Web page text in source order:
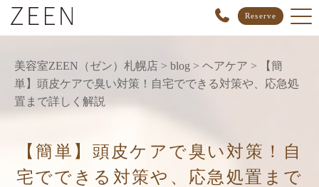
Reserve
美容室ZEEN（ゼン）札幌店 > blog > ヘアケア >
【簡
単】頭皮ケアで臭い対策！自宅でできる対策や、応急処
置まで詳しく解説
【簡単】頭皮ケアで臭い対策！自
宅でできる対策や、応急処置まで